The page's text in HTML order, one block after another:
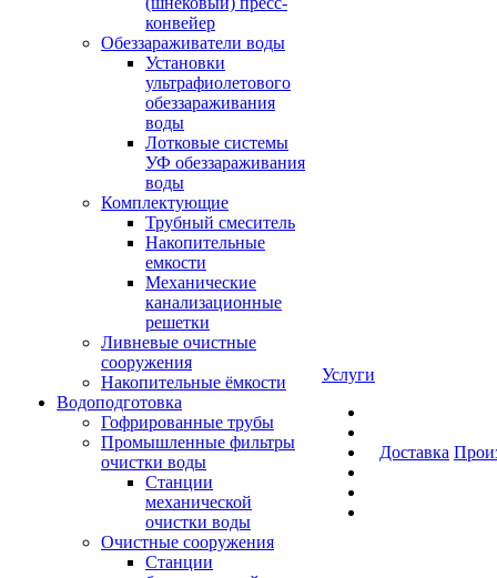
конвейер
Обеззараживатели воды
Установки
ультрафиолетового
обеззараживания
воды
Лотковые системы
УФ обеззараживания
воды
Комплектующие
Трубный смеситель
Накопительные
емкости
Механические
канализационные
решетки
Ливневые очистные
сооружения
Накопительные ёмкости
Водоподготовка
Гофрированные трубы
Промышленные фильтры
очистки воды
Станции
механической
очистки воды
Очистные сооружения
Станции
Услуги
Доставка